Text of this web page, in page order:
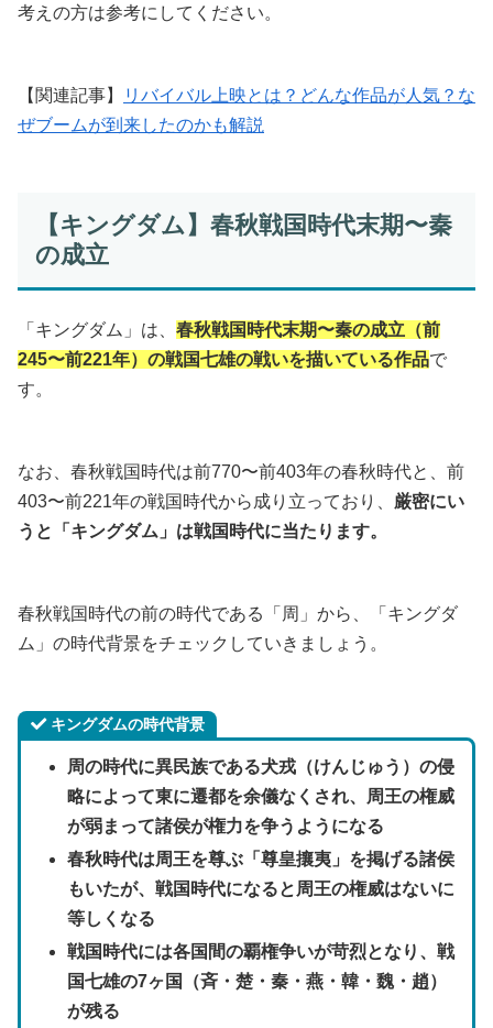
考えの方は参考にしてください。
【関連記事】
リバイバル上映とは？どんな作品が人気？な
ぜブームが到来したのかも解説
【キングダム】春秋戦国時代末期〜秦
の成立
「キングダム」は、 春秋戦国時代末期〜秦の成立（前
245〜前221年）の戦国七雄の戦いを描いている作品で
す。
なお、春秋戦国時代は前770〜前403年の春秋時代と、前
403〜前221年の戦国時代から成り立っており、 厳密にい
うと「キングダム」は戦国時代に当たります。
春秋戦国時代の前の時代である「周」から、「キングダ
ム」の時代背景をチェックしていきましょう。
キングダムの時代背景
周の時代に異民族である犬戎（けんじゅう）の侵
略によって東に遷都を余儀なくされ、周王の権威
が弱まって諸侯が権力を争うようになる
春秋時代は周王を尊ぶ「尊皇攘夷」を掲げる諸侯
もいたが、戦国時代になると周王の権威はないに
等しくなる
戦国時代には各国間の覇権争いが苛烈となり、戦
国七雄の7ヶ国（斉・楚・秦・燕・韓・魏・趙）
が残る